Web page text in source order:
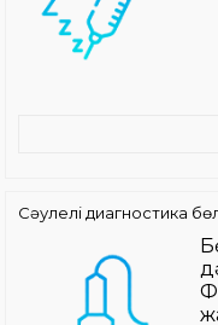
Сәулелі диагностика